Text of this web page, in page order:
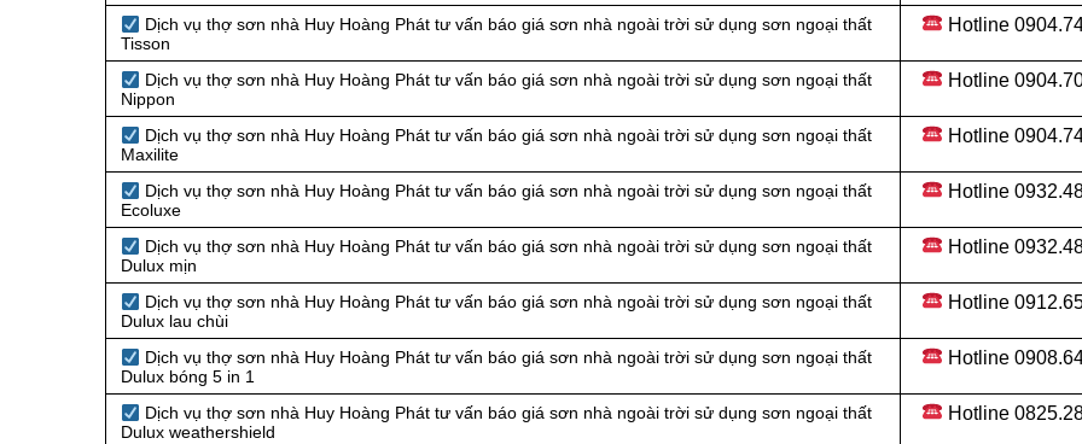
Dịch vụ thợ sơn nhà Huy Hoàng Phát tư vấn báo giá sơn nhà ngoài trời sử dụng sơn ngoại thất
Tisson
Hotline
Dịch vụ thợ sơn nhà Huy Hoàng Phát tư vấn báo giá sơn nhà ngoài trời sử dụng sơn ngoại thất
Nippon
Hotline
Dịch vụ thợ sơn nhà Huy Hoàng Phát tư vấn báo giá sơn nhà ngoài trời sử dụng sơn ngoại thất
Maxilite
Hotline
Dịch vụ thợ sơn nhà Huy Hoàng Phát tư vấn báo giá sơn nhà ngoài trời sử dụng sơn ngoại thất
Ecoluxe
Hotline
Dịch vụ thợ sơn nhà Huy Hoàng Phát tư vấn báo giá sơn nhà ngoài trời sử dụng sơn ngoại thất
Dulux mịn
Hotline
Dịch vụ thợ sơn nhà Huy Hoàng Phát tư vấn báo giá sơn nhà ngoài trời sử dụng sơn ngoại thất
Dulux lau chùi
Hotline
Dịch vụ thợ sơn nhà Huy Hoàng Phát tư vấn báo giá sơn nhà ngoài trời sử dụng sơn ngoại thất
Dulux bóng 5 in 1
Hotline
Dịch vụ thợ sơn nhà Huy Hoàng Phát tư vấn báo giá sơn nhà ngoài trời sử dụng sơn ngoại thất
Dulux weathershield
Hotline